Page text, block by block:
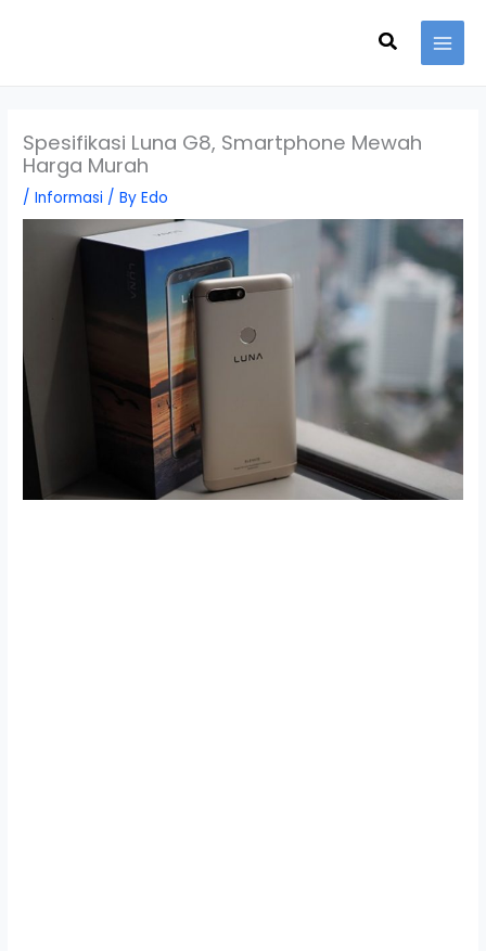
Search
Spesifikasi Luna G8, Smartphone Mewah
Harga Murah
/Informasi / ByEdo